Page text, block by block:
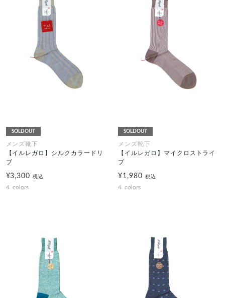
SOLDOUT
メンズ靴下
【イルレガロ】シルクカラードリ
ブ
¥3,300税込
4 colors
SOLDOUT
メンズ靴下
【イルレガロ】マイクロストライ
プ
¥1,980 税込
4 colors